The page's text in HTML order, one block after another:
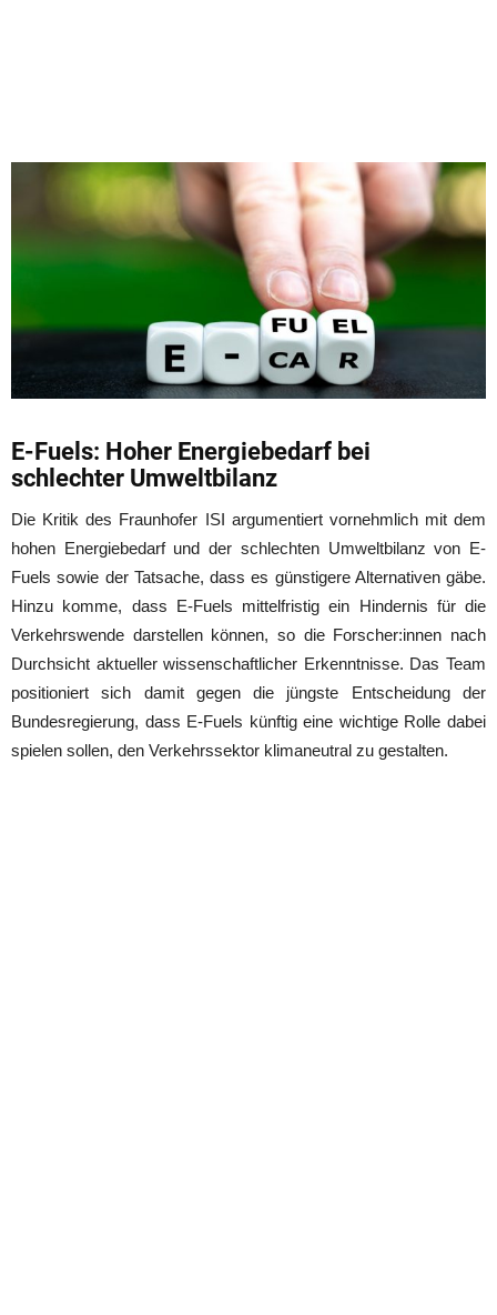
E-Fuels: Hoher Energiebedarf bei
schlechter Umweltbilanz
Die Kritik des Fraunhofer ISI argumentiert vornehmlich mit dem
hohen Energiebedarf und der schlechten Umweltbilanz von E-
Fuels sowie der Tatsache, dass es günstigere Alternativen gäbe.
Hinzu komme, dass E-Fuels mittelfristig ein Hindernis für die
Verkehrswende darstellen können, so die Forscher:innen nach
Durchsicht aktueller wissenschaftlicher Erkenntnisse. Das Team
positioniert sich damit gegen die jüngste Entscheidung der
Bundesregierung, dass E-Fuels künftig eine wichtige Rolle dabei
spielen sollen, den Verkehrssektor klimaneutral zu gestalten.